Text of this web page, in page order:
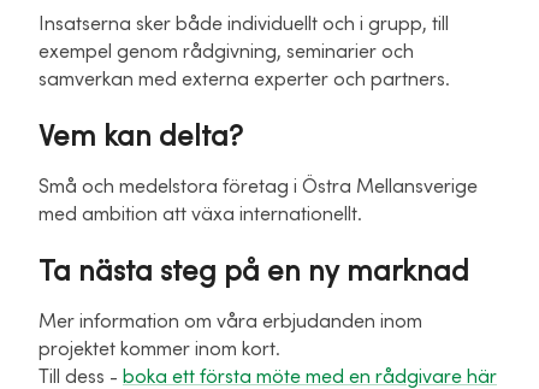
Insatserna sker både individuellt och i grupp, till
exempel genom rådgivning, seminarier och
samverkan med externa experter och partners.
Vem kan delta?
Små och medelstora företag i Östra Mellansverige
med ambition att växa internationellt.
Ta nästa steg på en ny marknad
Mer information om våra erbjudanden inom
projektet kommer inom kort.
Till dess - boka ett första möte med en rådgivare här